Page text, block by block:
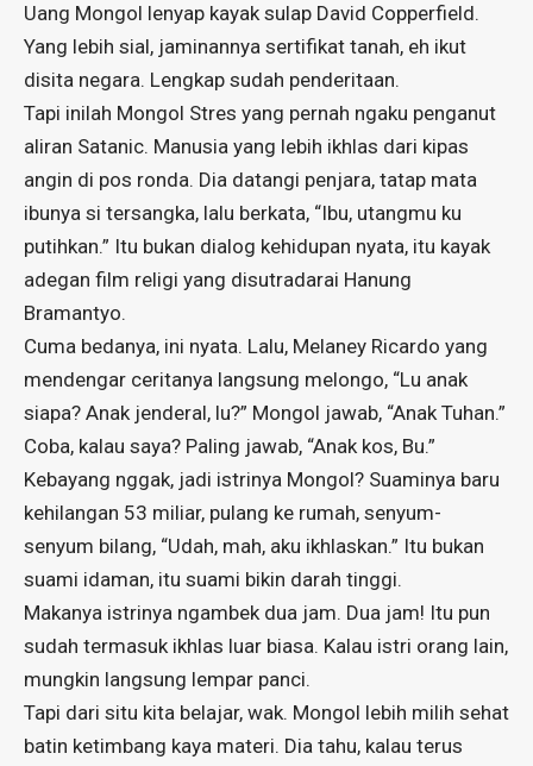
Uang Mongol lenyap kayak sulap David Copperfield.
Yang lebih sial, jaminannya sertifikat tanah, eh ikut
disita negara. Lengkap sudah penderitaan.
Tapi inilah Mongol Stres yang pernah ngaku penganut
aliran Satanic. Manusia yang lebih ikhlas dari kipas
angin di pos ronda. Dia datangi penjara, tatap mata
ibunya si tersangka, lalu berkata, “Ibu, utangmu ku
putihkan.” Itu bukan dialog kehidupan nyata, itu kayak
adegan film religi yang disutradarai Hanung
Bramantyo.
Cuma bedanya, ini nyata. Lalu, Melaney Ricardo yang
mendengar ceritanya langsung melongo, “Lu anak
siapa? Anak jenderal, lu?” Mongol jawab, “Anak Tuhan.”
Coba, kalau saya? Paling jawab, “Anak kos, Bu.”
Kebayang nggak, jadi istrinya Mongol? Suaminya baru
kehilangan 53 miliar, pulang ke rumah, senyum-
senyum bilang, “Udah, mah, aku ikhlaskan.” Itu bukan
suami idaman, itu suami bikin darah tinggi.
Makanya istrinya ngambek dua jam. Dua jam! Itu pun
sudah termasuk ikhlas luar biasa. Kalau istri orang lain,
mungkin langsung lempar panci.
Tapi dari situ kita belajar, wak. Mongol lebih milih sehat
batin ketimbang kaya materi. Dia tahu, kalau terus